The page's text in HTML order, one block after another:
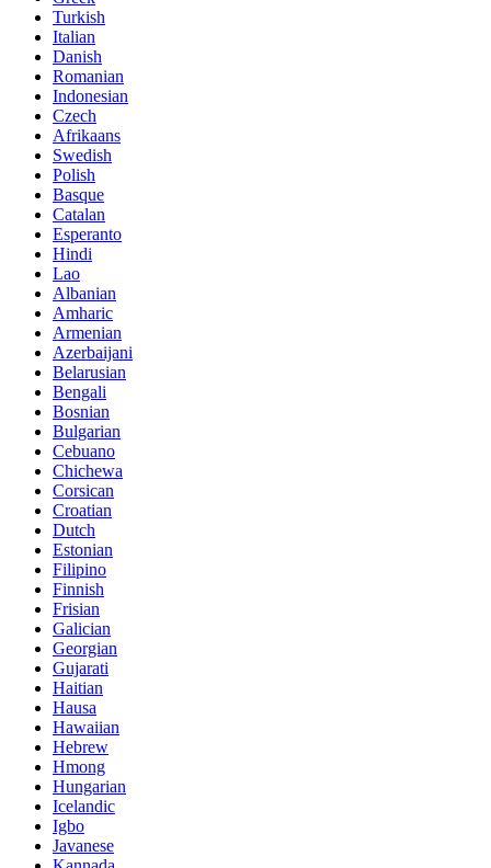
Turkish
Italian
Danish
Romanian
Indonesian
Czech
Afrikaans
Swedish
Polish
Basque
Catalan
Esperanto
Hindi
Lao
Albanian
Amharic
Armenian
Azerbaijani
Belarusian
Bengali
Bosnian
Bulgarian
Cebuano
Chichewa
Corsican
Croatian
Dutch
Estonian
Filipino
Finnish
Frisian
Galician
Georgian
Gujarati
Haitian
Hausa
Hawaiian
Hebrew
Hmong
Hungarian
Icelandic
Igbo
Javanese